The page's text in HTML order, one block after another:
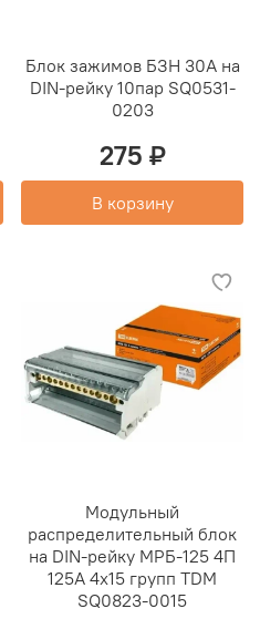
Блок зажимов БЗН 30А на
DIN-рейку 10пар SQ0531-
0203
275 ₽
В корзину
Модульный
распределительный блок
на DIN-рейку МРБ-125 4П
125А 4х15 групп TDM
SQ0823-0015